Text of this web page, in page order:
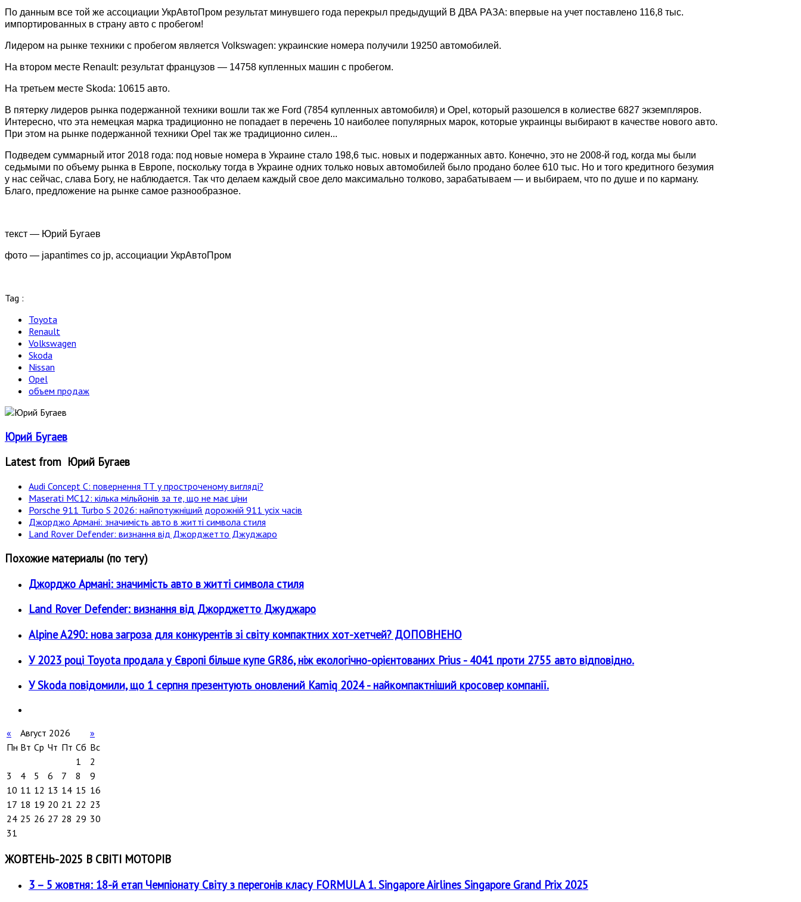
По данным все той же ассоциации УкрАвтоПром результат минувшего года перекрыл предыдущий В ДВА РАЗА: впервые на учет поставлено 116,8 тыс.
импортированных в страну авто с пробегом!
Лидером на рынке техники с пробегом является Volkswagen: украинские номера получили 19250 автомобилей.
На втором месте Renault: результат французов — 14758 купленных машин с пробегом.
На третьем месте Skoda: 10615 авто.
В пятерку лидеров рынка подержанной техники вошли так же Ford (7854 купленных автомобиля) и Opel, который разошелся в колиестве 6827 экземпляров.
Интересно, что эта немецкая марка традиционно не попадает в перечень 10 наиболее популярных марок, которые украинцы выбирают в качестве нового авто.
При этом на рынке подержанной техники Opel так же традиционно силен...
Подведем суммарный итог 2018 года: под новые номера в Украине стало 198,6 тыс. новых и подержанных авто. Конечно, это не 2008-й год, когда мы были
седьмыми по объему рынка в Европе, поскольку тогда в Украине одних только новых автомобилей было продано более 610 тыс. Но и того кредитного безумия
у нас сейчас, слава Богу, не наблюдается. Так что делаем каждый свое дело максимально толково, зарабатываем — и выбираем, что по душе и по карману.
Благо, предложение на рынке самое разнообразное.
текст — Юрий Бугаев
фото — japantimes co jp, ассоциации УкрАвтоПром
Tag :
Toyota
Renault
Volkswagen
Skoda
Nissan
Opel
объем продаж
Юрий Бугаев
Latest from Юрий Бугаев
Audi Concept C: повернення ТТ у простроченому вигляді?
Maserati MC12: кілька мільйонів за те, що не має ціни
Porsche 911 Turbo S 2026: найпотужніший дорожній 911 усіх часів
Джорджо Армані: значимість авто в житті символа стиля
Land Rover Defender: визнання від Джорджетто Джуджаро
Похожие материалы (по тегу)
Джорджо Армані: значимість авто в житті символа стиля
Land Rover Defender: визнання від Джорджетто Джуджаро
Alpine A290: нова загроза для конкурентів зі світу компактних хот-хетчей? ДОПОВНЕНО
У 2023 році Toyota продала у Європі більше купе GR86, ніж екологічно-орієнтованих Prius - 4041 проти 2755 авто відповідно.
У Skoda повідомили, що 1 серпня презентують оновлений Kamiq 2024 - найкомпактніший кросовер компанії.
« Август 2026
»
Пн Вт Ср Чт Пт Сб Вс
1
2
3
4 5 6 7 8
9
10 11 12 13 14 15 16
17 18 19 20 21 22 23
24 25 26 27 28 29 30
31
ЖОВТЕНЬ-2025 В СВІТІ МОТОРІВ
3 – 5 жовтня: 18-й етап Чемпіонату Світу з перегонів класу FORMULA 1. Singapore Airlines Singapore Grand Prix 2025